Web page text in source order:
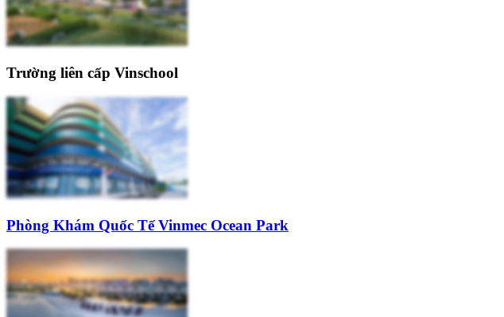
Trường liên cấp Vinschool
Phòng Khám Quốc Tế Vinmec Ocean Park